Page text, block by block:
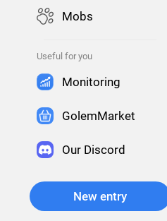
Mobs
Useful for you
Monitoring
GolemMarket
Our Discord
New entry